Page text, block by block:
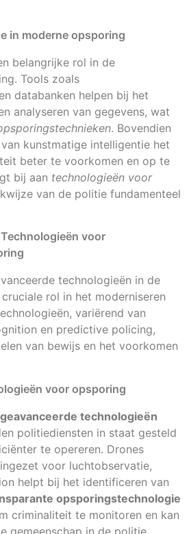
in moderne opsporing
belangrijke rol in de
Tools zoals
databanken helpen bij het
analyseren van gegevens, wat
. Bovendien
kunstmatige intelligentie het
beter te voorkomen en op te
bij aan technologieën voor
van de politie fundamenteel
voor
technologieën in de
rol in het moderniseren
variërend van
en predictive policing,
van bewijs en het voorkomen
voor opsporing
geavanceerde technologieën
politiediensten in staat gesteld
te opereren. Drones
voor luchtobservatie,
helpt bij het identificeren van
opsporingstechnologie
criminaliteit te monitoren en kan
gemeenschap in de politie